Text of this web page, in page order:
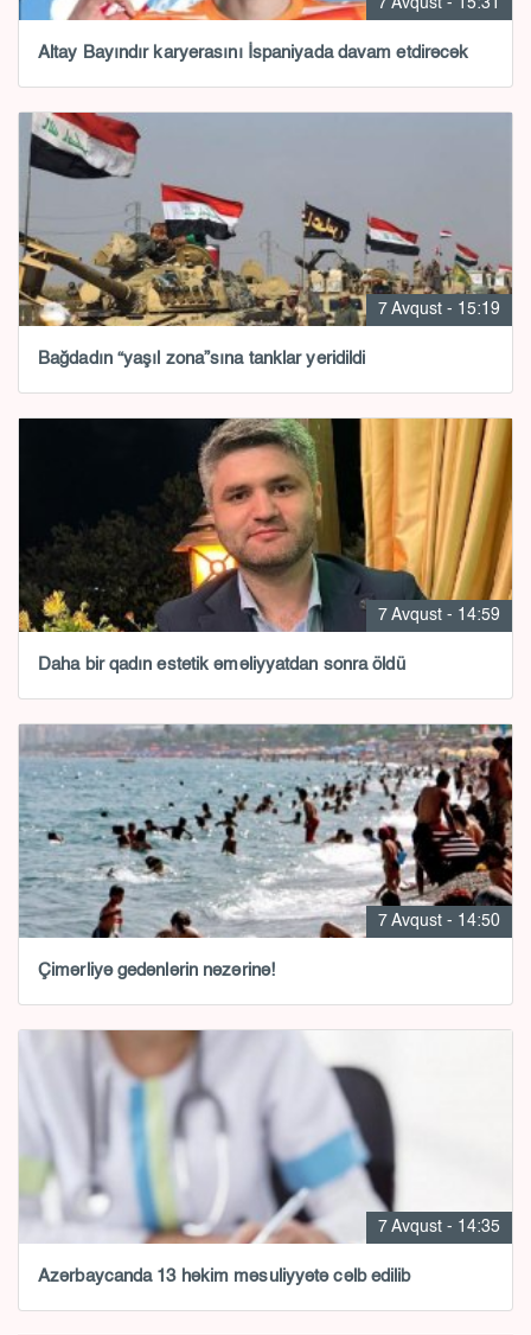
7 Avqust - 15:31
Altay Bayındır karyerasını İspaniyada davam etdirəcək
7 Avqust - 15:19
Bağdadın “yaşıl zona”sına tanklar yeridildi
7 Avqust - 14:59
Daha bir qadın estetik əməliyyatdan sonra öldü
7 Avqust - 14:50
Çimərliyə gedənlərin nəzərinə!
7 Avqust - 14:35
Azərbaycanda 13 həkim məsuliyyətə cəlb edilib